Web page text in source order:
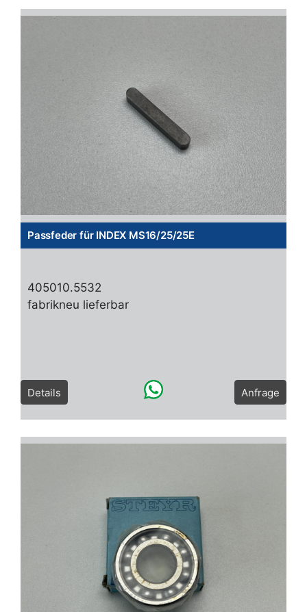
Passfeder für INDEX MS16/25/25E
405010.5532
fabrikneu lieferbar
Details Anfrage